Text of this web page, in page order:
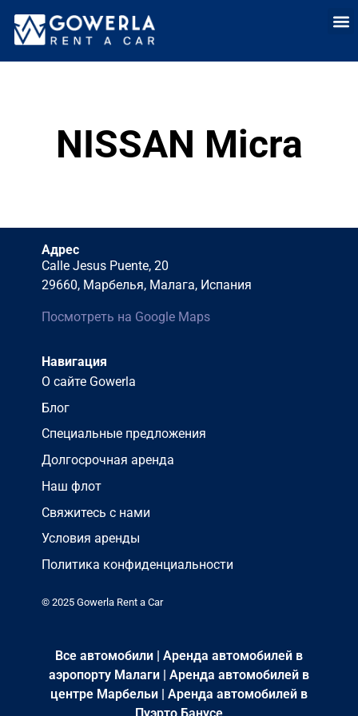
NISSAN Micra
Адрес
Calle Jesus Puente, 20
29660, Марбелья, Малага, Испания
Посмотреть на Google Maps
Навигация
О сайте Gowerla
Блог
Специальные предложения
Долгосрочная аренда
Наш флот
Свяжитесь с нами
Условия аренды
Политика конфиденциальности
© 2025 Gowerla Rent a Car
Все автомобили | Аренда автомобилей в
аэропорту Малаги | Аренда автомобилей в
центре Марбельи | Аренда автомобилей в
Пуэрто Банусе